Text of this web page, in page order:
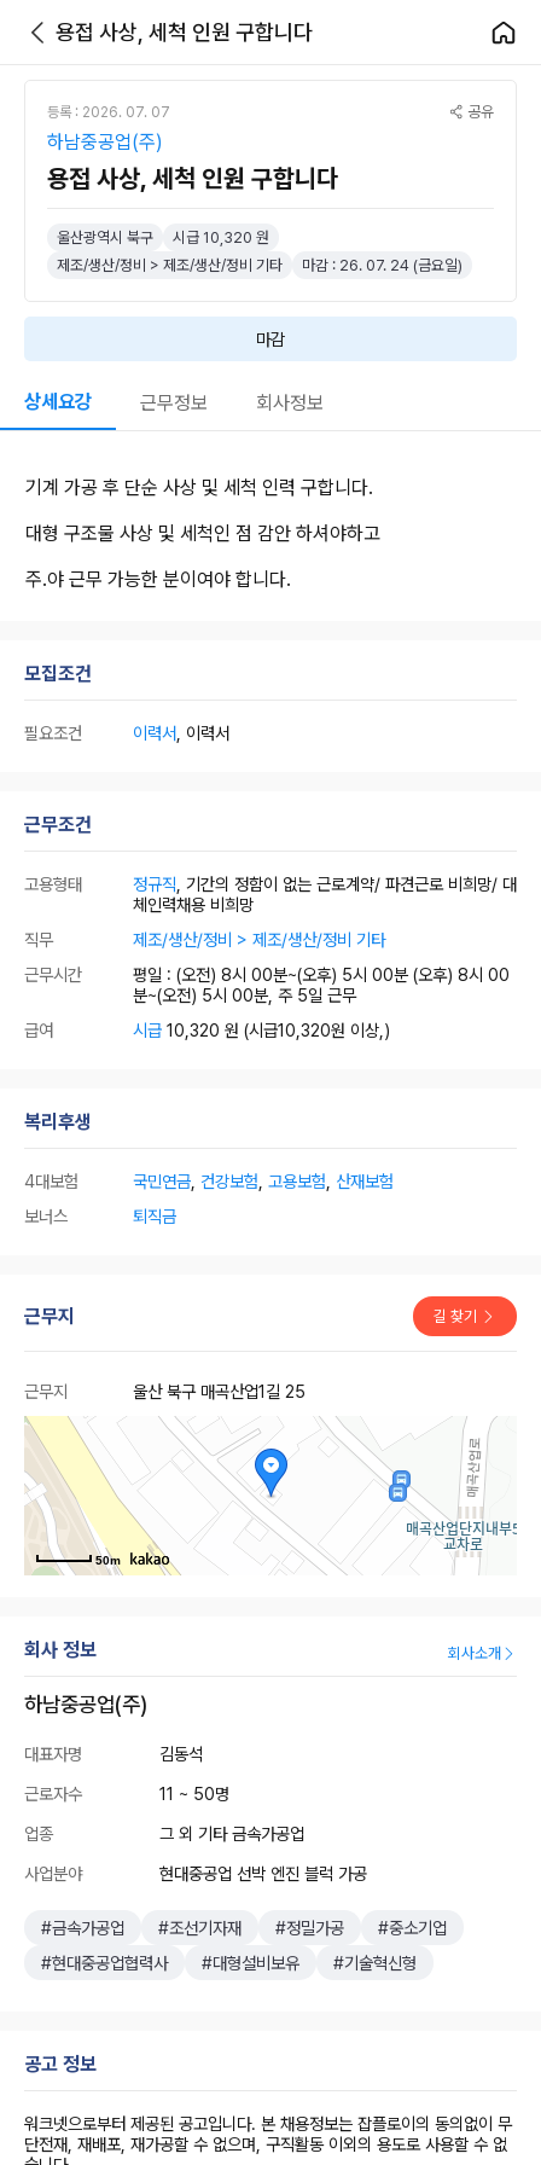
용접 사상, 세척 인원 구합니다
등록 : 2026. 07. 07 공유
하남중공업(주)
용접 사상, 세척 인원 구합니다
울산광역시 북구
시급 10,320 원
제조/생산/정비 > 제조/생산/정비 기타
마감 : 26. 07. 24 (금요일)
마감
상세요강 근무정보 회사정보
기계 가공 후 단순 사상 및 세척 인력 구합니다.
대형 구조물 사상 및 세척인 점 감안 하셔야하고
주.야 근무 가능한 분이여야 합니다.
모집조건
필요조건 이력서 , 이력서
근무조건
고용형태 정규직 , 기간의 정함이 없는 근로계약/ 파견근로 비희망/ 대
체인력채용 비희망
직무
제조/생산/정비 > 제조/생산/정비 기타
근무시간
평일 : (오전) 8시 00분~(오후) 5시 00분 (오후) 8시 00
분~(오전) 5시 00분, 주 5일 근무
급여
시급 10,320 원 (시급10,320원 이상,)
복리후생
4대보험 국민연금 건강보험 고용보험 산재보험
보너스
퇴직금
근무지 길 찾기
근무지 울산 북구 매곡산업1길 25
50m
회사 정보 회사소개
하남중공업(주)
대표자명
김동석
근로자수
11 ~ 50명
업종
그 외 기타 금속가공업
사업분야
현대중공업 선박 엔진 블럭 가공
#금속가공업 #조선기자재 #정밀가공
#중소기업
#현대중공업협력사
#대형설비보유 #기술혁신형
공고 정보
워크넷으로부터 제공된 공고입니다. 본 채용정보는 잡플로이의 동의없이 무
단전재, 재배포, 재가공할 수 없으며, 구직활동 이외의 용도로 사용할 수 없